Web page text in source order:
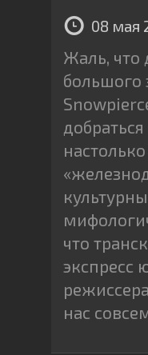
08 мая
Жаль, что
большого
что
экспресс
нас